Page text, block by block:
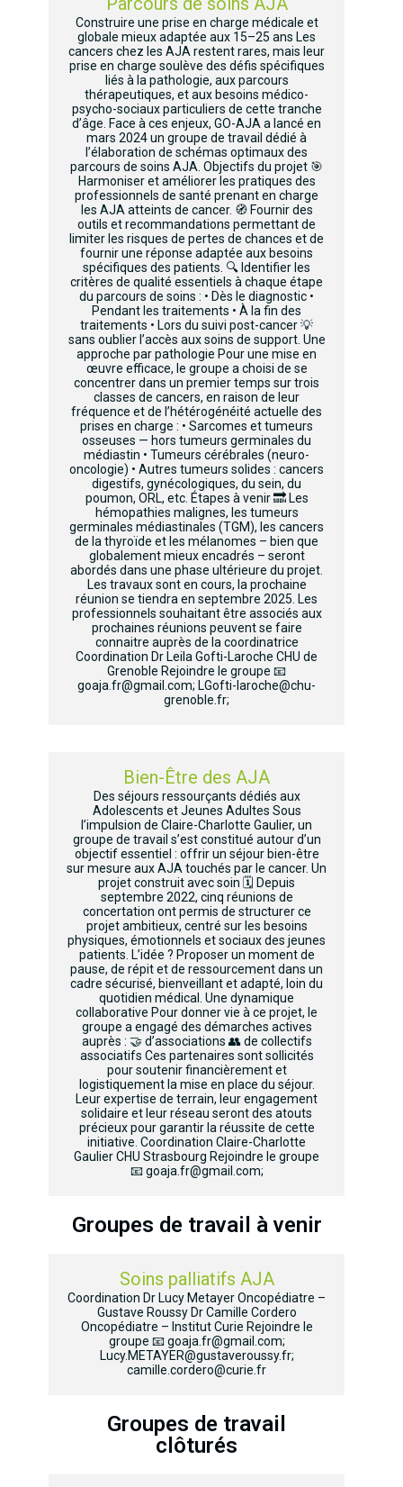
Construire une prise en charge médicale et
globale mieux adaptée aux 15–25 ans Les
cancers chez les AJA restent rares, mais leur
prise en charge soulève des défis spécifiques
liés à la pathologie, aux parcours
thérapeutiques, et aux besoins médico-
psycho-sociaux particuliers de cette tranche
d’âge. Face à ces enjeux, GO-AJA a lancé en
mars 2024 un groupe de travail dédié à
l’élaboration de schémas optimaux des
parcours de soins AJA. Objectifs du projet 🎯
Harmoniser et améliorer les pratiques des
professionnels de santé prenant en charge
les AJA atteints de cancer. 🧭 Fournir des
outils et recommandations permettant de
limiter les risques de pertes de chances et de
fournir une réponse adaptée aux besoins
spécifiques des patients. 🔍 Identifier les
critères de qualité essentiels à chaque étape
du parcours de soins : • Dès le diagnostic •
Pendant les traitements • À la fin des
traitements • Lors du suivi post-cancer 💡
sans oublier l’accès aux soins de support. Une
approche par pathologie Pour une mise en
œuvre efficace, le groupe a choisi de se
concentrer dans un premier temps sur trois
classes de cancers, en raison de leur
fréquence et de l’hétérogénéité actuelle des
prises en charge : • Sarcomes et tumeurs
osseuses — hors tumeurs germinales du
médiastin • Tumeurs cérébrales (neuro-
oncologie) • Autres tumeurs solides : cancers
digestifs, gynécologiques, du sein, du
poumon, ORL, etc. Étapes à venir 🔜 Les
hémopathies malignes, les tumeurs
germinales médiastinales (TGM), les cancers
de la thyroïde et les mélanomes – bien que
globalement mieux encadrés – seront
abordés dans une phase ultérieure du projet.
Les travaux sont en cours, la prochaine
réunion se tiendra en septembre 2025. Les
professionnels souhaitant être associés aux
prochaines réunions peuvent se faire
connaitre auprès de la coordinatrice
Coordination Dr Leila Gofti-Laroche CHU de
Grenoble Rejoindre le groupe 📧
goaja.fr@gmail.com; LGofti-laroche@chu-
grenoble.fr;
Bien-Être des AJA
Des séjours ressourçants dédiés aux
Adolescents et Jeunes Adultes Sous
l’impulsion de Claire-Charlotte Gaulier, un
groupe de travail s’est constitué autour d’un
objectif essentiel : offrir un séjour bien-être
sur mesure aux AJA touchés par le cancer. Un
projet construit avec soin 🗓️ Depuis
septembre 2022, cinq réunions de
concertation ont permis de structurer ce
projet ambitieux, centré sur les besoins
physiques, émotionnels et sociaux des jeunes
patients. L’idée ? Proposer un moment de
pause, de répit et de ressourcement dans un
cadre sécurisé, bienveillant et adapté, loin du
quotidien médical. Une dynamique
collaborative Pour donner vie à ce projet, le
groupe a engagé des démarches actives
auprès : 🤝 d’associations 👥 de collectifs
associatifs Ces partenaires sont sollicités
pour soutenir financièrement et
logistiquement la mise en place du séjour.
Leur expertise de terrain, leur engagement
solidaire et leur réseau seront des atouts
précieux pour garantir la réussite de cette
initiative. Coordination Claire-Charlotte
Gaulier CHU Strasbourg Rejoindre le groupe
📧 goaja.fr@gmail.com;
Groupes de travail à venir
Soins palliatifs AJA
Coordination Dr Lucy Metayer Oncopédiatre –
Gustave Roussy Dr Camille Cordero
Oncopédiatre – Institut Curie Rejoindre le
groupe 📧 goaja.fr@gmail.com;
Lucy.METAYER@gustaveroussy.fr;
camille.cordero@curie.fr
Groupes de travail
clôturés